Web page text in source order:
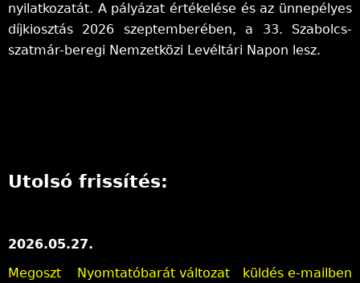
d
s
e
s
e
n
nyilatkozatát. A pályázat értékelése és az ünnepélyes
díjkiosztás 2026 szeptemberében, a 33. Szabolcs-
szatmár-beregi Nemzetközi Levéltári Napon lesz.
Utolsó frissítés:
2026.05.27.
Nyomtatóbarát változat
küldés e-mailben
Megoszt